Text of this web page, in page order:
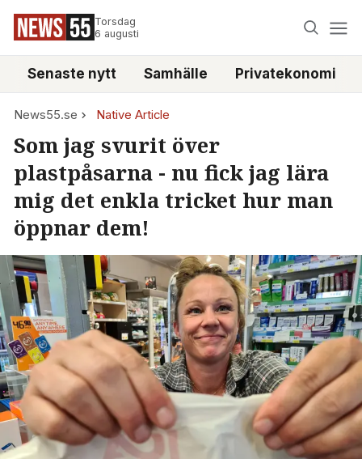
Torsdag
6 augusti
Senaste nytt Samhälle Privatekonomi
News55.se Native Article
Som jag svurit över
plastpåsarna - nu fick jag lära
mig det enkla tricket hur man
öppnar dem!